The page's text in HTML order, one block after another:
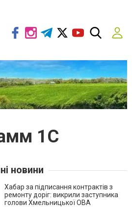
1С
новини
Хабар за підписання контрактів з
ремонту доріг: викрили заступника
голови Хмельницької ОВА